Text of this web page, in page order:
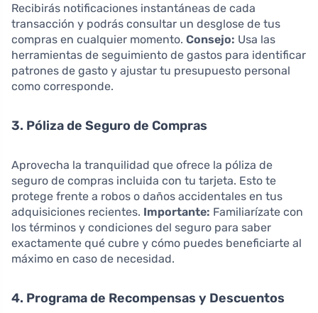
Recibirás notificaciones instantáneas de cada
transacción y podrás consultar un desglose de tus
compras en cualquier momento. Consejo: Usa las
herramientas de seguimiento de gastos para identificar
patrones de gasto y ajustar tu presupuesto personal
como corresponde.
3. Póliza de Seguro de Compras
Aprovecha la tranquilidad que ofrece la póliza de
seguro de compras incluida con tu tarjeta. Esto te
protege frente a robos o daños accidentales en tus
adquisiciones recientes. Importante: Familiarízate con
los términos y condiciones del seguro para saber
exactamente qué cubre y cómo puedes beneficiarte al
máximo en caso de necesidad.
4. Programa de Recompensas y Descuentos